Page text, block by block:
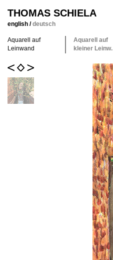
THOMAS SCHIELA
english /deutsch
Aquarell auf
Leinwand
Aquarell auf
kleiner Leinw.